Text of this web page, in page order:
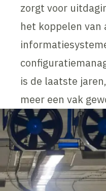
zorgt voor
het koppelen
is de laatste
meer een vak